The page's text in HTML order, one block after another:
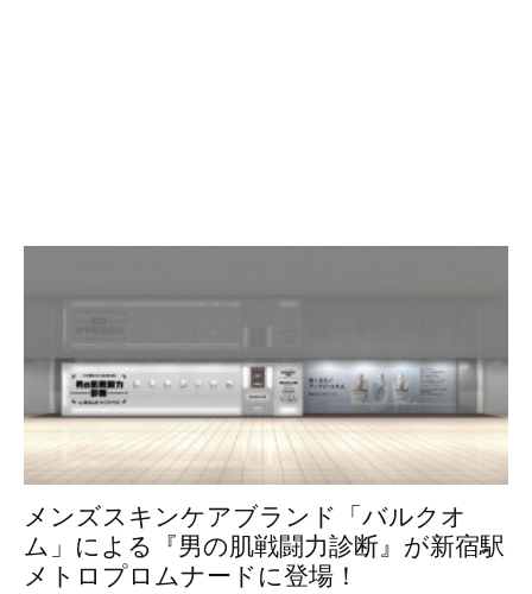
メンズスキンケアブランド「バルクオ
ム」による『男の肌戦闘力診断』が新宿駅
メトロプロムナードに登場！